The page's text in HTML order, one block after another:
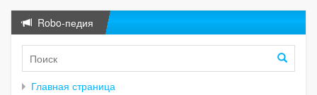
Robo-педия
Главная страница